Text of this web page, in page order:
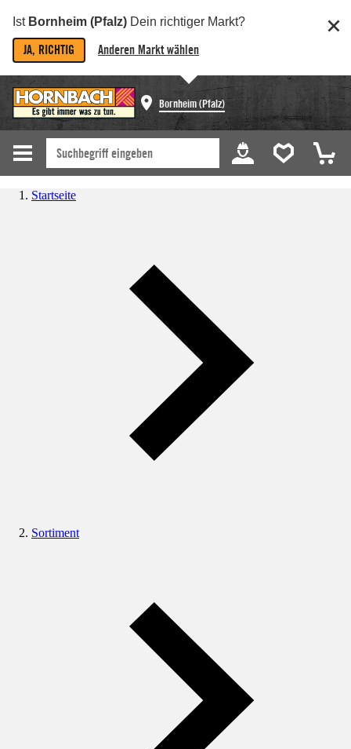
Ist Bornheim (Pfalz) Dein richtiger Markt?
JA, RICHTIG Anderen Markt wählen
Bornheim (Pfalz)
Startseite
Sortiment